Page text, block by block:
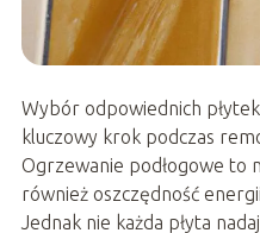
Wybór odpowiednich
kluczowy krok podczas
Ogrzewanie podłogowe to
również oszczędność
Jednak nie każda płyta